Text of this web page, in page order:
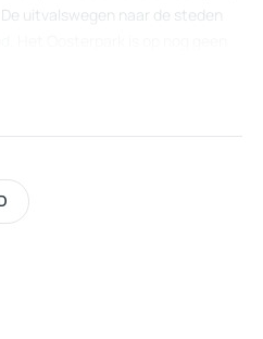
uitvalswegen naar de steden
kan brengen aan de
geeft tot de bijkeuken en de